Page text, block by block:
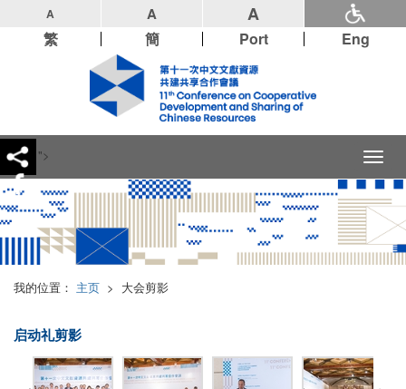
A A A
繁 簡 Port Eng
">
Toggle
我的位置： 主页 > 大会剪影
启动礼剪影